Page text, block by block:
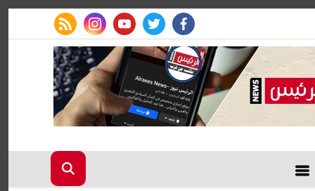
facebook
twitter
youtube
instagram
rss feed